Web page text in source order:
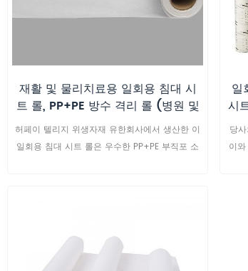
재활 및 물리치료용 일회용 침대 시
트 롤, PP+PE 방수 격리 롤 (병원 및
치료실용)
허페이 텔리지 위생자재 유한회사에서 생산한 이
일회용 침대 시트 롤은 우수한 PP+PE 부직포 소
일
시
당
이